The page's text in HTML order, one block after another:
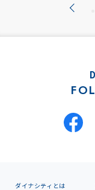
ダイナシティとは